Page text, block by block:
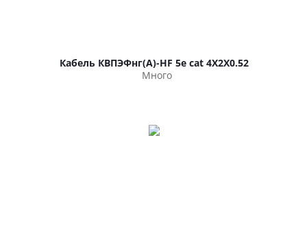
Кабель КВПЭФнг(А)-HF 5е cat 4Х2Х0.52
Много